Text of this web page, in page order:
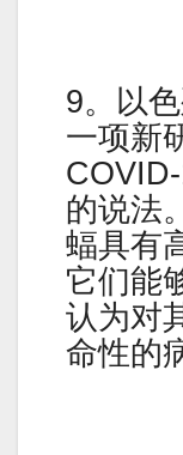
9。以
一项新
的说法
蝠具有
它们能
认为对
命性的